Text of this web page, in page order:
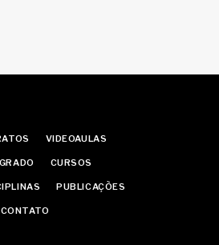
VIDEOAULAS
CURSOS
PUBLICAÇÕES
CONTATO